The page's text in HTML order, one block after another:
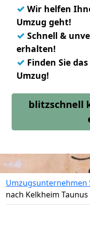
✓ Wir helfen
Umzug geht!
✓ Schnell &
erhalten!
✓ Finden Sie
Umzug!
blitzschnell
Umzugsunternehmen
nach Kelkheim Taunus